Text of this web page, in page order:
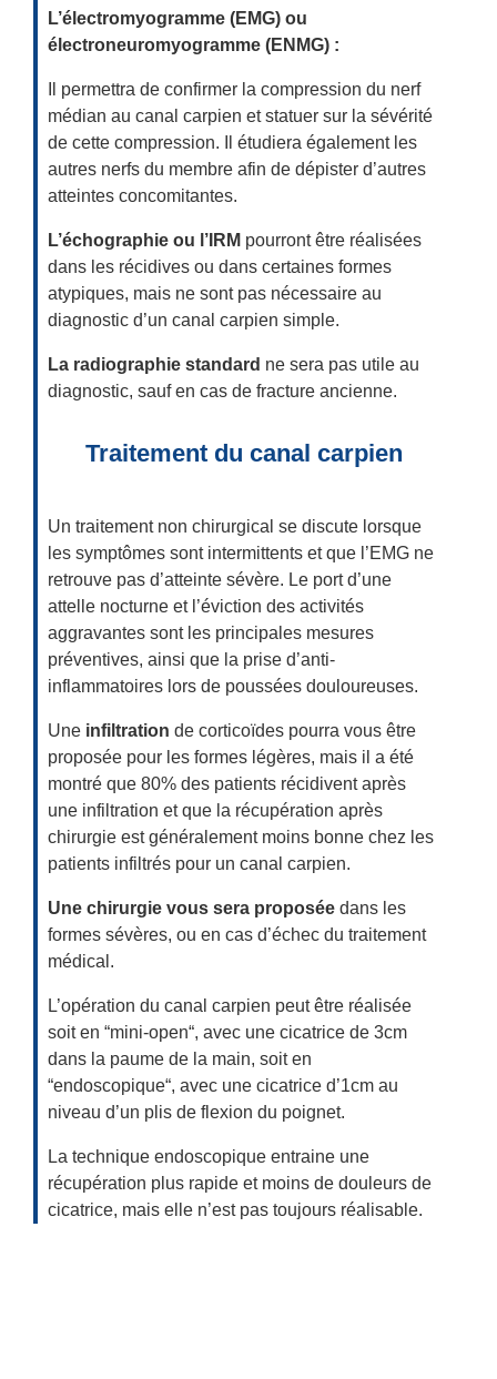
L’électromyogramme (EMG) ou
électroneuromyogramme (ENMG) :
Il permettra de confirmer la compression du nerf
médian au canal carpien et statuer sur la sévérité
de cette compression. Il étudiera également les
autres nerfs du membre afin de dépister d’autres
atteintes concomitantes.
L’échographie ou l’IRM pourront être réalisées
dans les récidives ou dans certaines formes
atypiques, mais ne sont pas nécessaire au
diagnostic d’un canal carpien simple.
La radiographie standard ne sera pas utile au
diagnostic, sauf en cas de fracture ancienne.
Traitement du canal carpien
Un traitement non chirurgical se discute lorsque
les symptômes sont intermittents et que l’EMG ne
retrouve pas d’atteinte sévère. Le port d’une
attelle nocturne et l’éviction des activités
aggravantes sont les principales mesures
préventives, ainsi que la prise d’anti-
inflammatoires lors de poussées douloureuses.
Une infiltration de corticoïdes pourra vous être
proposée pour les formes légères, mais il a été
montré que 80% des patients récidivent après
une infiltration et que la récupération après
chirurgie est généralement moins bonne chez les
patients infiltrés pour un canal carpien.
Une chirurgie vous sera proposée dans les
formes sévères, ou en cas d’échec du traitement
médical.
L’opération du canal carpien peut être réalisée
soit en “mini-open“, avec une cicatrice de 3cm
dans la paume de la main, soit en
“endoscopique“, avec une cicatrice d’1cm au
niveau d’un plis de flexion du poignet.
La technique endoscopique entraine une
récupération plus rapide et moins de douleurs de
cicatrice, mais elle n’est pas toujours réalisable.